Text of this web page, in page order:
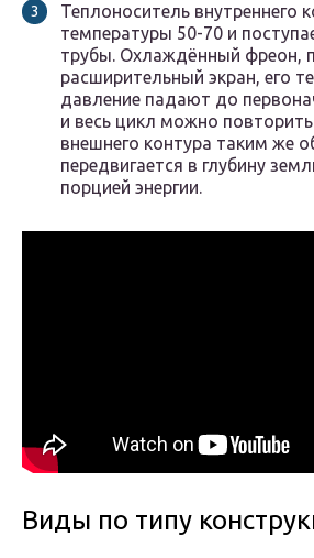
Теплоноситель внутреннего
температуры 50-70 и
трубы. Охлаждённый фреон,
расширительный экран, его
давление падают до
и весь цикл можно
внешнего контура таким же
передвигается в глубину
порцией энергии.
Виды по типу